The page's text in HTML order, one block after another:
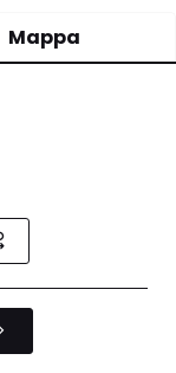
Mappa